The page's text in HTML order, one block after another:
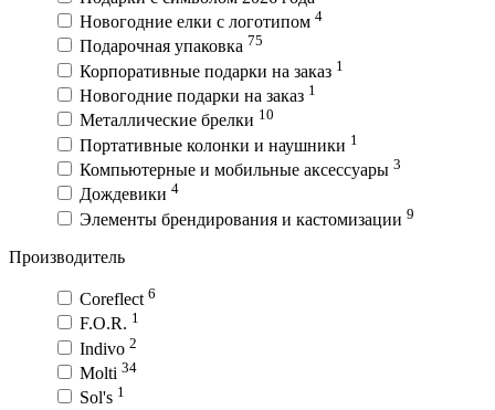
Новогодние елки с логотипом 4
Подарочная упаковка 75
Корпоративные подарки на заказ 1
Новогодние подарки на заказ 1
Металлические брелки 10
Портативные колонки и наушники 1
Компьютерные и мобильные аксессуары 3
Дождевики 4
Элементы брендирования и кастомизации 9
Производитель
Coreflect 6
F.O.R. 1
Indivo 2
Molti 34
Sol's 1